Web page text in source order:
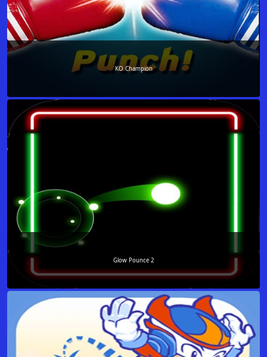
KO Champion
Glow Pounce 2